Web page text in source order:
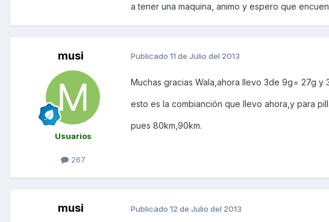
a tener una maquina, animo y espero que
musi
Usuarios
267
Publicado 11 de Julio del 2013
Muchas gracias Wala,ahora llevo 3de 9g= 27g y
esto es la combianción que llevo ahora,y para
pues 80km,90km.
musi Publicado 12 de Julio del 2013